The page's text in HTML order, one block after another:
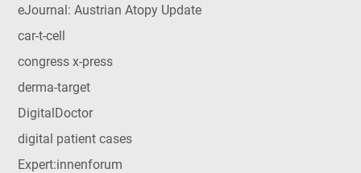
eJournal: Austrian Atopy Update
car-t-cell
congress x-press
derma-target
DigitalDoctor
digital patient cases
Expert:innenforum